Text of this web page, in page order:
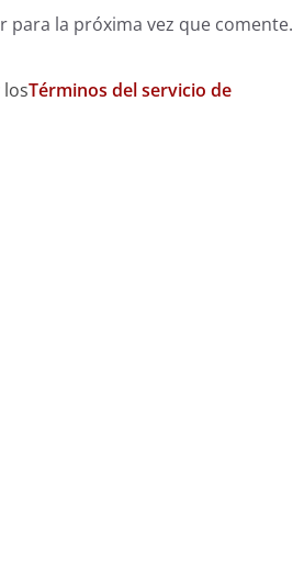
para la próxima vez que comente.
losTérminos del servicio de